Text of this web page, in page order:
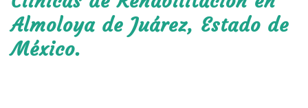
Almoloya de Juárez, Estado de
México.